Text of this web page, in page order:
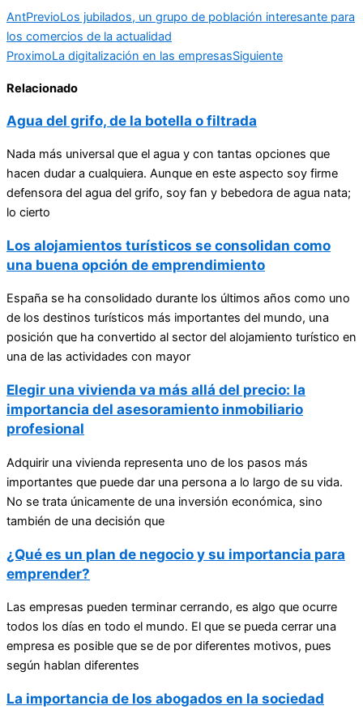
AntPrevioLos jubilados, un grupo de población interesante para
los comercios de la actualidad
ProximoLa digitalización en las empresasSiguiente
Relacionado
Agua del grifo, de la botella o filtrada
Nada más universal que el agua y con tantas opciones que
hacen dudar a cualquiera. Aunque en este aspecto soy firme
defensora del agua del grifo, soy fan y bebedora de agua nata;
lo cierto
Los alojamientos turísticos se consolidan como
una buena opción de emprendimiento
España se ha consolidado durante los últimos años como uno
de los destinos turísticos más importantes del mundo, una
posición que ha convertido al sector del alojamiento turístico en
una de las actividades con mayor
Elegir una vivienda va más allá del precio: la
importancia del asesoramiento inmobiliario
profesional
Adquirir una vivienda representa uno de los pasos más
importantes que puede dar una persona a lo largo de su vida.
No se trata únicamente de una inversión económica, sino
también de una decisión que
¿Qué es un plan de negocio y su importancia para
emprender?
Las empresas pueden terminar cerrando, es algo que ocurre
todos los días en todo el mundo. El que se pueda cerrar una
empresa es posible que se de por diferentes motivos, pues
según hablan diferentes
La importancia de los abogados en la sociedad